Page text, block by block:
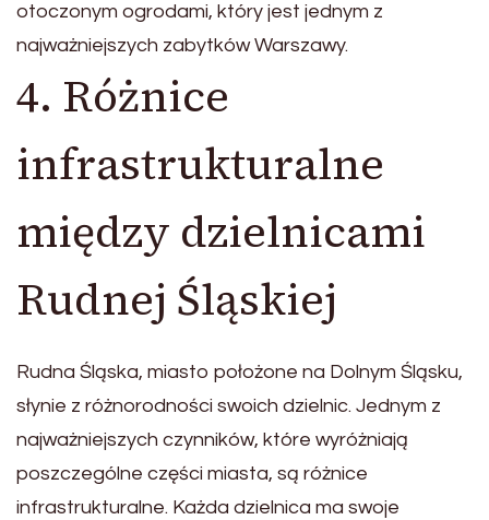
otoczonym ogrodami, który jest jednym z
najważniejszych zabytków Warszawy.
4. Różnice
infrastrukturalne
między dzielnicami
Rudnej Śląskiej
Rudna Śląska, miasto położone na Dolnym Śląsku,
słynie z różnorodności swoich dzielnic. Jednym z
najważniejszych czynników, które wyróżniają
poszczególne części miasta, są różnice
infrastrukturalne. Każda dzielnica ma swoje